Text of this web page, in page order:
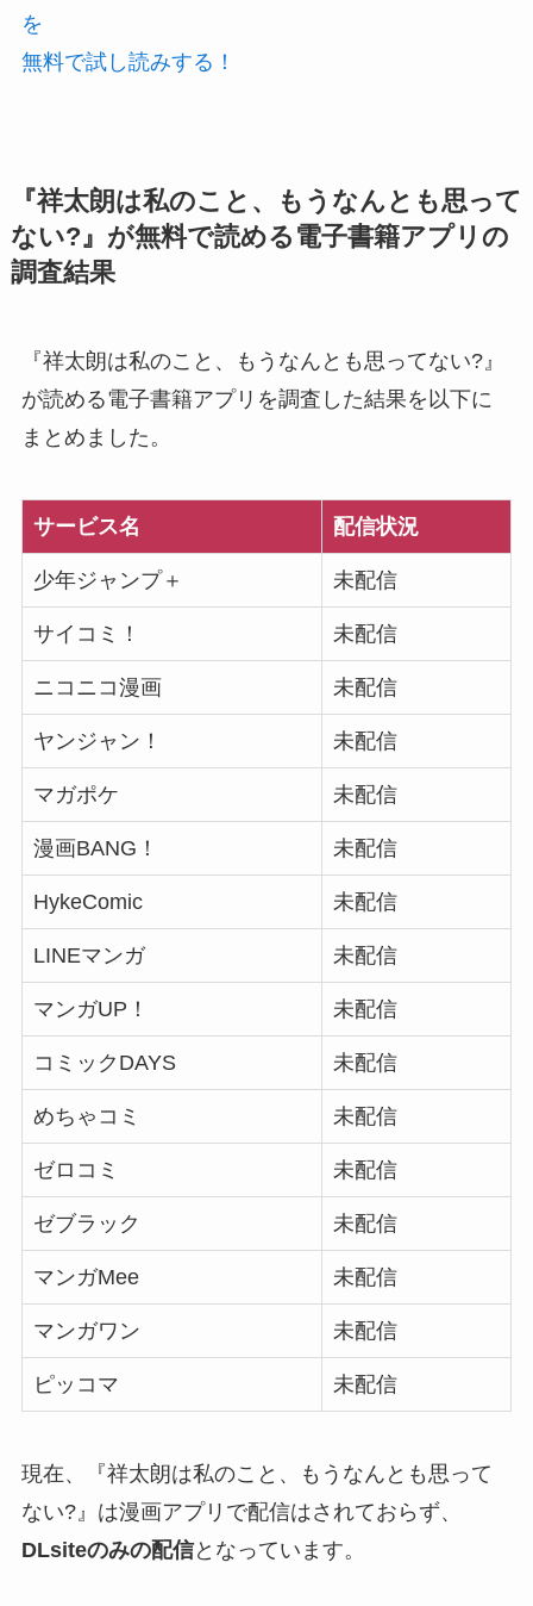
を
無料で試し読みする！
『祥太朗は私のこと、もうなんとも思って
ない?』が無料で読める電子書籍アプリの
調査結果
『祥太朗は私のこと、もうなんとも思ってない?』
が読める電子書籍アプリを調査した結果を以下に
まとめました。
サービス名 配信状況
少年ジャンプ＋ 未配信
サイコミ！ 未配信
ニコニコ漫画 未配信
ヤンジャン！ 未配信
マガポケ 未配信
漫画BANG！ 未配信
HykeComic 未配信
LINEマンガ 未配信
マンガUP！ 未配信
コミックDAYS 未配信
めちゃコミ 未配信
ゼロコミ 未配信
ゼブラック 未配信
マンガMee 未配信
マンガワン 未配信
ピッコマ 未配信
現在、『祥太朗は私のこと、もうなんとも思って
ない?』は漫画アプリで配信はされておらず、
DLsiteのみの配信となっています。